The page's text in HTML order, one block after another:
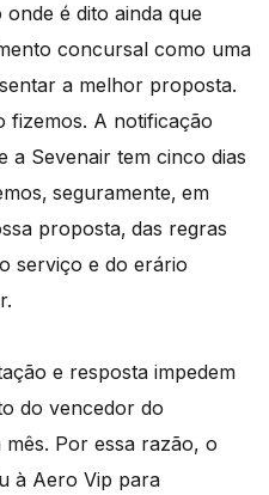
é dito ainda que
concursal como uma
a melhor proposta.
fizemos. A notificação
a Sevenair tem cinco dias
seguramente‚ em
proposta‚ das regras
serviço e do erário
e resposta impedem
do vencedor do
Por essa razão, o
à Aero Vip para